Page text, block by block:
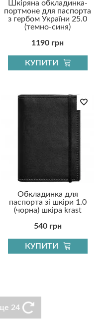
Шкіряна обкладинка-
портмоне для паспорта
з гербом України 25.0
(темно-синя)
1190 грн
КУПИТИ
Обкладинка для
паспорта зі шкіри 1.0
(чорна) шкіра krast
540 грн
КУПИТИ
24